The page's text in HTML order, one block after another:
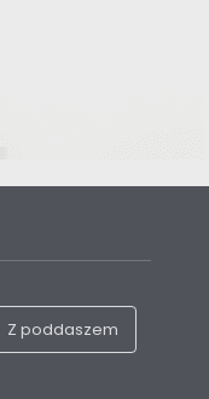
Z poddaszem